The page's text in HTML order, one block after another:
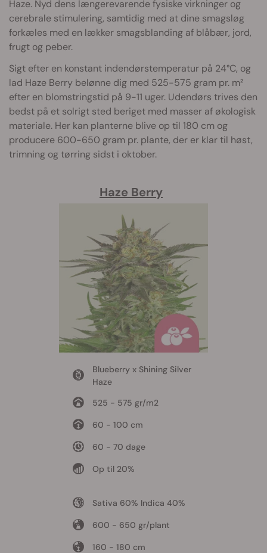
Haze. Nyd dens længerevarende fysiske virkninger og
cerebrale stimulering, samtidig med at dine smagsløg
forkæles med en lækker smagsblanding af blåbær, jord,
frugt og peber.
Sigt efter en konstant indendørstemperatur på 24°C, og
lad Haze Berry belønne dig med 525-575 gram pr. m²
efter en blomstringstid på 9-11 uger. Udendørs trives den
bedst på et solrigt sted beriget med masser af økologisk
materiale. Her kan planterne blive op til 180 cm og
producere 600-650 gram pr. plante, der er klar til høst,
trimning og tørring sidst i oktober.
Haze Berry
Blueberry x Shining Silver
Haze
525 - 575 gr/m2
60 - 100 cm
60 - 70 dage
Op til 20%
Sativa 60% Indica 40%
600 - 650 gr/plant
160 - 180 cm